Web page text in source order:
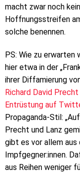
macht zwar noch
Hoffnungsstreifen
solche benennen.
PS: Wie zu
hier etwa in der
ihrer Diffamierung
Richard David
Entrüstung auf
Propaganda-Stil:
Precht und Lanz
gibt es vor allem aus
Impfgegner:innen.
aus Reihen weniger